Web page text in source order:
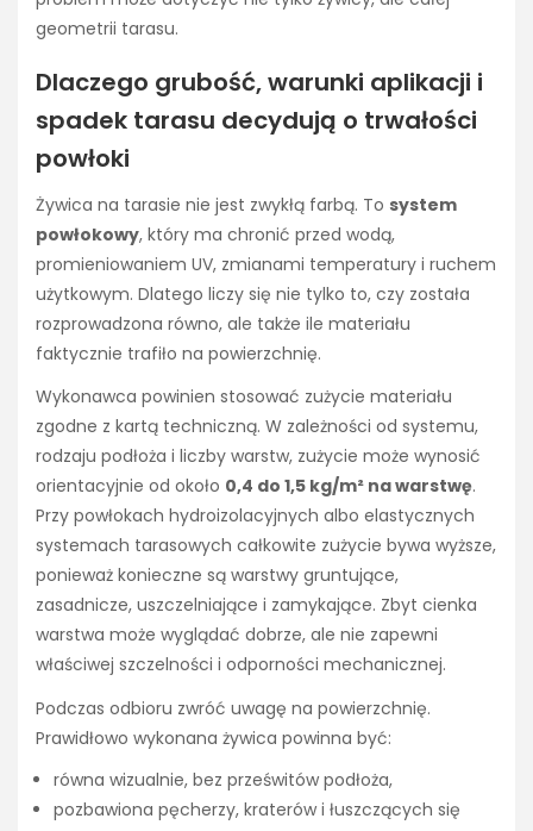
geometrii tarasu.
Dlaczego grubość, warunki aplikacji i
spadek tarasu decydują o trwałości
powłoki
Żywica na tarasie nie jest zwykłą farbą. To system
powłokowy, który ma chronić przed wodą,
promieniowaniem UV, zmianami temperatury i ruchem
użytkowym. Dlatego liczy się nie tylko to, czy została
rozprowadzona równo, ale także ile materiału
faktycznie trafiło na powierzchnię.
Wykonawca powinien stosować zużycie materiału
zgodne z kartą techniczną. W zależności od systemu,
rodzaju podłoża i liczby warstw, zużycie może wynosić
orientacyjnie od około 0,4 do 1,5 kg/m² na warstwę.
Przy powłokach hydroizolacyjnych albo elastycznych
systemach tarasowych całkowite zużycie bywa wyższe,
ponieważ konieczne są warstwy gruntujące,
zasadnicze, uszczelniające i zamykające. Zbyt cienka
warstwa może wyglądać dobrze, ale nie zapewni
właściwej szczelności i odporności mechanicznej.
Podczas odbioru zwróć uwagę na powierzchnię.
Prawidłowo wykonana żywica powinna być:
równa wizualnie, bez prześwitów podłoża,
pozbawiona pęcherzy, kraterów i łuszczących się